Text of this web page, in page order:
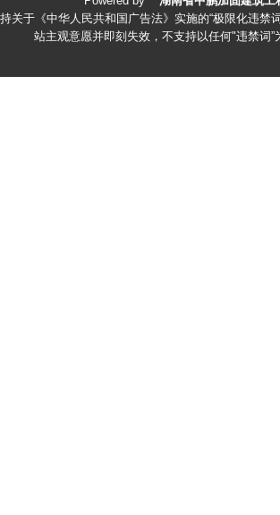
关于《中华人民共和国广告法》实施的“极限化违禁
站主观意愿并即刻失效，不支持以任何"违禁词